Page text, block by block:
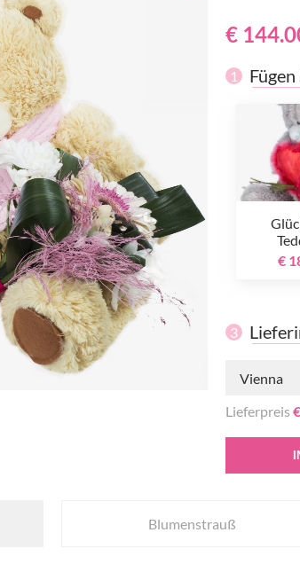
€
1
€
3
Vienna
Lieferpreis
Blumenstrauß